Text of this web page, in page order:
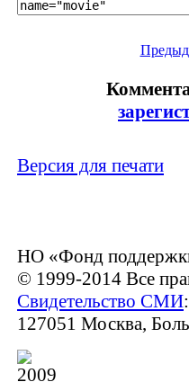
Версия для печати
НО «Фонд
© 1999-2014 Все
Свидетельство СМИ
127051 Москва,
2009